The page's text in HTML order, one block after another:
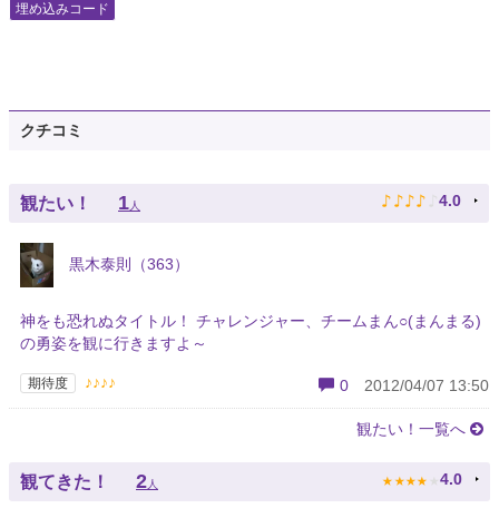
埋め込みコード
クチコミ
観たい！ 1人 ♪ ♪ ♪ ♪ ♪ 4.0
黒木泰則（363）
神をも恐れぬタイトル！ チャレンジャー、チームまん○(まんまる)
の勇姿を観に行きますよ～
期待度 ♪♪♪♪ 0 2012/04/07 13:50
観たい！一覧へ
観てきた！ 2 人 ★ ★ ★ ★ ★ 4.0